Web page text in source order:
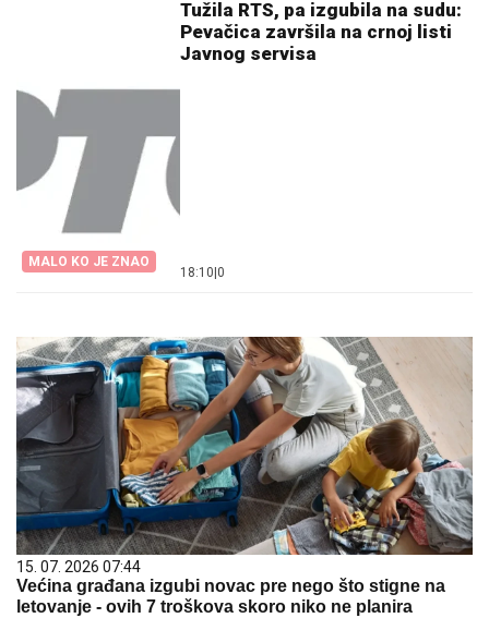
MALO KO JE ZNAO
Tužila RTS, pa izgubila na sudu:
Pevačica završila na crnoj listi
Javnog servisa
18:10 0
15. 07. 2026 07:44
Većina građana izgubi novac pre nego što stigne na
letovanje - ovih 7 troškova skoro niko ne planira